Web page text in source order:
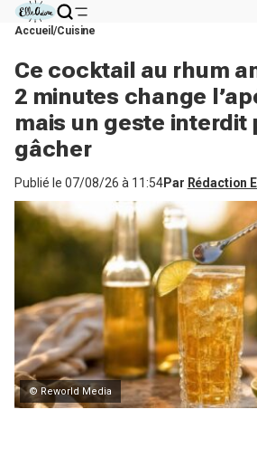
Accueil Cuisine
Ce cocktail au rhum
2 minutes change
mais un geste interdit
gâcher
Publié le 07/08/26 à 11:54Par Rédaction
© Reworld Media